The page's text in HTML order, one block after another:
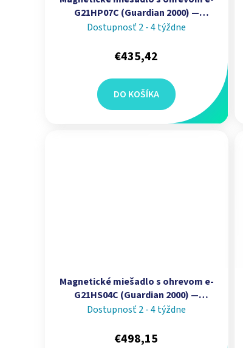
G21HP07C (Guardian 2000) —
kapacita 15 L, teplota 70–500 °C I
Dostupnosť 2 - 4 týždne
€435,42
DO KOŠÍKA
Magnetické miešadlo s ohrevom e-
G21HS04C (Guardian 2000) —
kapacita 15 L, teplota 70–500 °C I
Dostupnosť 2 - 4 týždne
€498,15